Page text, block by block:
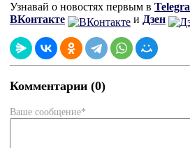
Узнавай о новостях первым в
ВКонтакте
и Дзен
Комментарии (0)
Ваше сообщение*